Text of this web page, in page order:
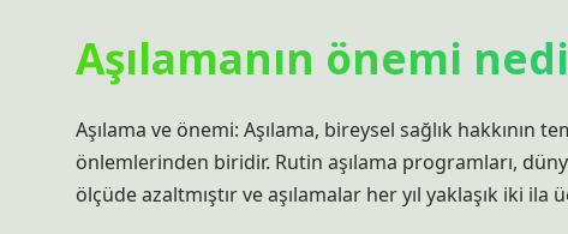
Aşılamanın önemi
Aşılama ve önemi: Aşılama, bireysel sağlık hakkının
önlemlerinden biridir. Rutin aşılama programları,
ölçüde azaltmıştır ve aşılamalar her yıl yaklaşık iki